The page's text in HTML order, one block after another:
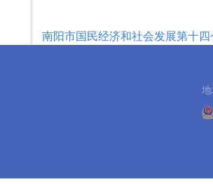
南阳市国民经济和社会发展第十
地